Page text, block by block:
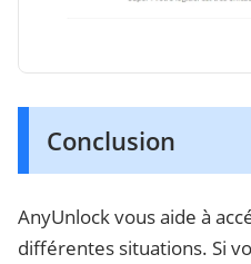
Conclusion
AnyUnlock vous aide à
différentes situations. Si